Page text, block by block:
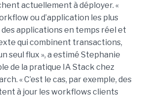
actuellement à déployer. «
ou d’application les plus
applications en temps réel et
qui combinent transactions,
seul flux », a estimé Stephanie
de la pratique IA Stack chez
« C’est le cas, par exemple, des
à jour les workflows clients